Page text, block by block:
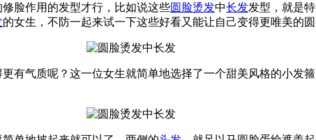
脸作用的发型才行，比如说这些圆脸烫发中长发发型，就是
的女生，不防一起来试一下这些好看又能让自己变得更唯美的圆
有气质呢？这一位女生就简单地选择了一个甜美风格的小发